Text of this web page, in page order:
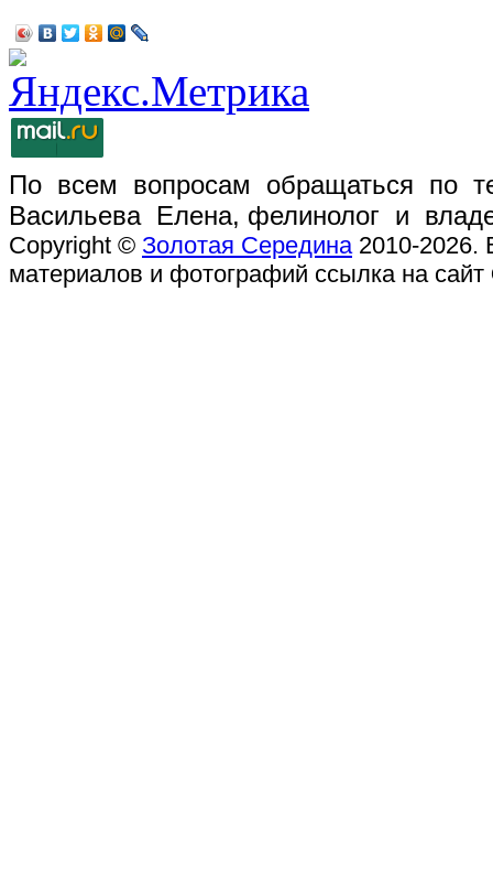
По всем вопросам обращаться по
Васильева Елена, фелинолог и
Copyright © Золотая Середина 2010-2026.
материалов и фотографий ссылка на сайт